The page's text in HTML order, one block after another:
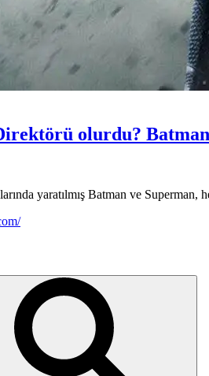
olurdu?
yaratılmış Batman ve Superman,